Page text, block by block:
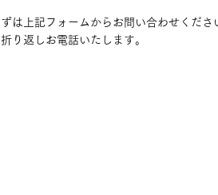
は上記フォームからお問い合わせくださ
り返しお電話いたします。